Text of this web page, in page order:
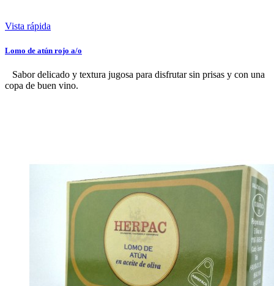
Vista rápida
Lomo de atún rojo a/o
Sabor delicado y textura jugosa para disfrutar sin prisas y con una
copa de buen vino.